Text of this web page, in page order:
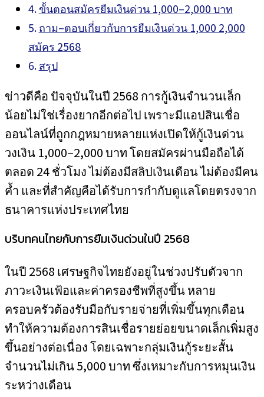
ขั้นตอนสมัครยืมเงินด่วน 1,000–2,000 บาท
ถาม–ตอบเกี่ยวกับการยืมเงินด่วน 1,000 2,000
สมัคร 2568
สรุป
ข่าวดีคือ ปัจจุบันในปี 2568 การกู้เงินจำนวนเล็ก
น้อยไม่ใช่เรื่องยากอีกต่อไป เพราะมีแอปสินเชื่อ
ออนไลน์ที่ถูกกฎหมายหลายแห่งเปิดให้กู้เงินด่วน
วงเงิน 1,000–2,000 บาท โดยสมัครผ่านมือถือได้
ตลอด 24 ชั่วโมง ไม่ต้องมีสลิปเงินเดือน ไม่ต้องมีคน
ค้ำ และที่สำคัญคือได้รับการกำกับดูแลโดยตรงจาก
ธนาคารแห่งประเทศไทย
บริบทคนไทยกับการยืมเงินด่วนในปี 2568
ในปี 2568 เศรษฐกิจไทยยังอยู่ในช่วงปรับตัวจาก
ภาวะเงินเฟ้อและค่าครองชีพที่สูงขึ้น หลาย
ครอบครัวต้องรับมือกับรายจ่ายที่เพิ่มขึ้นทุกเดือน
ทำให้ความต้องการสินเชื่อรายย่อยขนาดเล็กเพิ่มสูง
ขึ้นอย่างต่อเนื่อง โดยเฉพาะกลุ่มเงินกู้ระยะสั้น
จำนวนไม่เกิน 5,000 บาท ซึ่งเหมาะกับการหมุนเงิน
ระหว่างเดือน